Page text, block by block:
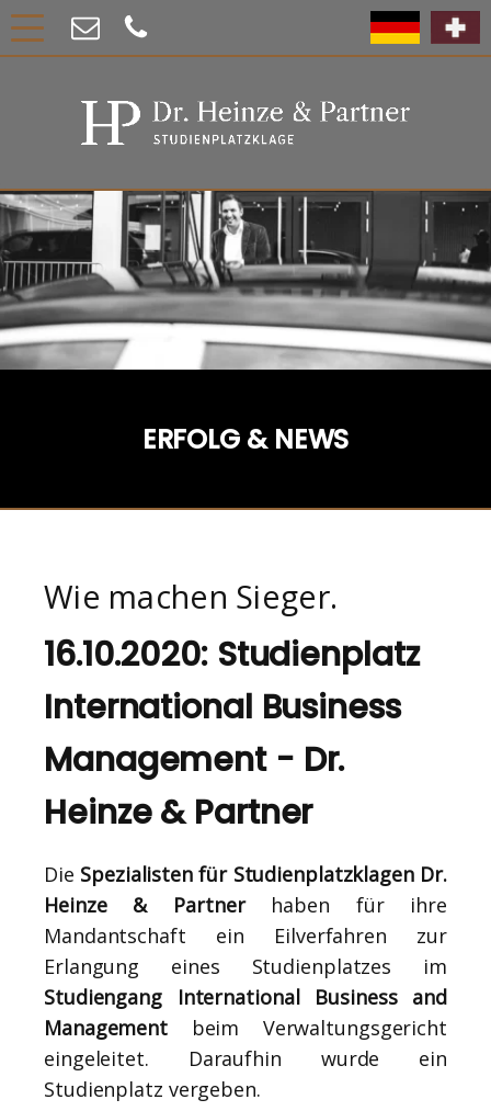
ERFOLG & NEWS
Wie machen Sieger.
16.10.2020: Studienplatz
International Business
Management - Dr.
Heinze & Partner
Die Spezialisten für Studienplatzklagen Dr.
Heinze & Partnerhaben für ihre
Mandantschaft ein Eilverfahren zur
Erlangung eines Studienplatzes im
Studiengang International Business and
Management beim Verwaltungsgericht
eingeleitet. Daraufhin wurde ein
Studienplatz vergeben.